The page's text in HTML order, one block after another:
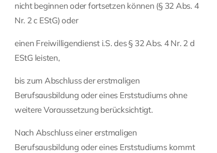
nicht beginnen oder fortsetzen können (§ 32 Abs. 4
Nr. 2 c EStG) oder
einen Freiwilligendienst i.S. des § 32 Abs. 4 Nr. 2 d
EStG leisten,
bis zum Abschluss der erstmaligen
Berufsausbildung oder eines Erststudiums ohne
weitere Voraussetzung berücksichtigt.
Nach Abschluss einer erstmaligen
Berufsausbildung oder eines Erststudiums kommt